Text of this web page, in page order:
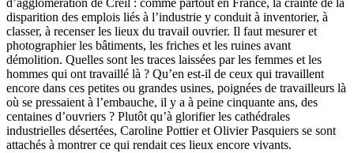
d’agglomération de Creil : comme partout en France, la crainte de la
disparition des emplois liés à l’industrie y conduit à inventorier, à
classer, à recenser les lieux du travail ouvrier. Il faut mesurer et
photographier les bâtiments, les friches et les ruines avant
démolition. Quelles sont les traces laissées par les femmes et les
hommes qui ont travaillé là ? Qu’en est-il de ceux qui travaillent
encore dans ces petites ou grandes usines, poignées de travailleurs là
où se pressaient à l’embauche, il y a à peine cinquante ans, des
centaines d’ouvriers ? Plutôt qu’à glorifier les cathédrales
industrielles désertées, Caroline Pottier et Olivier Pasquiers se sont
attachés à montrer ce qui rendait ces lieux encore vivants.